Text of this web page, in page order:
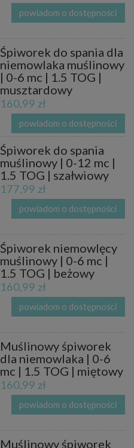
powiadom o dostępności
Śpiworek do spania dla
niemowlaka muślinowy
| 0-6 mc | 1.5 TOG |
musztardowy
160,99 zł
powiadom o dostępności
Śpiworek do spania
muślinowy | 0-12 mc |
1.5 TOG | szałwiowy
177,99 zł
powiadom o dostępności
Śpiworek niemowlęcy
muślinowy | 0-6 mc |
1.5 TOG | beżowy
160,99 zł
powiadom o dostępności
Muślinowy śpiworek
dla niemowlaka | 0-6
mc | 1.5 TOG | miętowy
160,99 zł
powiadom o dostępności
Muślinowy śpiworek